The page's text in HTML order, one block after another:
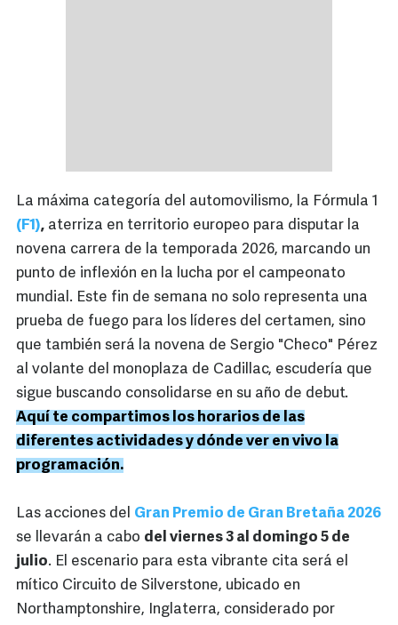
La máxima categoría del automovilismo, la Fórmula 1
(F1), aterriza en territorio europeo para disputar la
novena carrera de la temporada 2026, marcando un
punto de inflexión en la lucha por el campeonato
mundial. Este fin de semana no solo representa una
prueba de fuego para los líderes del certamen, sino
que también será la novena de Sergio "Checo" Pérez
al volante del monoplaza de Cadillac, escudería que
sigue buscando consolidarse en su año de debut.
Aquí te compartimos los horarios de las
diferentes actividades y dónde ver en vivo la
programación.
Las acciones del Gran Premio de Gran Bretaña 2026
se llevarán a cabo del viernes 3 al domingo 5 de
julio. El escenario para esta vibrante cita será el
mítico Circuito de Silverstone, ubicado en
Northamptonshire, Inglaterra, considerado por